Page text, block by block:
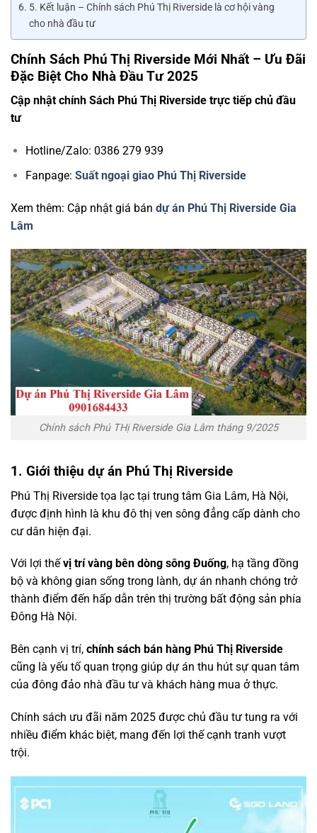
5. Kết luận – Chính sách Phú Thị Riverside là cơ hội vàng
cho nhà đầu tư
Chính Sách Phú Thị Riverside Mới Nhất – Ưu Đãi
Đặc Biệt Cho Nhà Đầu Tư 2025
Cập nhật chính Sách Phú Thị Riverside trực tiếp chủ đầu
tư
Hotline/Zalo: 0386 279 939
Fanpage: Suất ngoại giao Phú Thị Riverside
Xem thêm: Cập nhật giá bán dự án Phú Thị Riverside Gia
Lâm
Chính sách Phú THị Riverside Gia Lâm tháng 9/2025
1. Giới thiệu dự án Phú Thị Riverside
Phú Thị Riverside tọa lạc tại trung tâm Gia Lâm, Hà Nội,
được định hình là khu đô thị ven sông đẳng cấp dành cho
cư dân hiện đại.
Với lợi thếvị trí vàng bên dòng sông Đuống, hạ tầng đồng
bộ và không gian sống trong lành, dự án nhanh chóng trở
thành điểm đến hấp dẫn trên thị trường bất động sản phía
Đông Hà Nội.
Bên cạnh vị trí, chính sách bán hàng Phú Thị Riverside
cũng là yếu tố quan trọng giúp dự án thu hút sự quan tâm
của đông đảo nhà đầu tư và khách hàng mua ở thực.
Chính sách ưu đãi năm 2025 được chủ đầu tư tung ra với
nhiều điểm khác biệt, mang đến lợi thế cạnh tranh vượt
trội.